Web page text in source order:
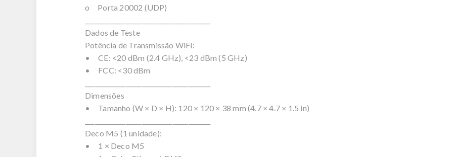
o Porta 20002 (UDP)
Dados de Teste
Potência de Transmissão WiFi:
• CE: <20 dBm (2.4 GHz), <23 dBm (5 GHz)
• FCC: <30 dBm
Dimensões
• Tamanho (W × D × H): 120 × 120 × 38 mm (4.7 × 4.7 × 1.5 in)
Deco M5 (1 unidade):
• 1 × Deco M5